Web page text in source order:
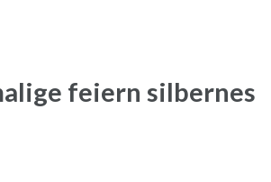
feiern silbernes